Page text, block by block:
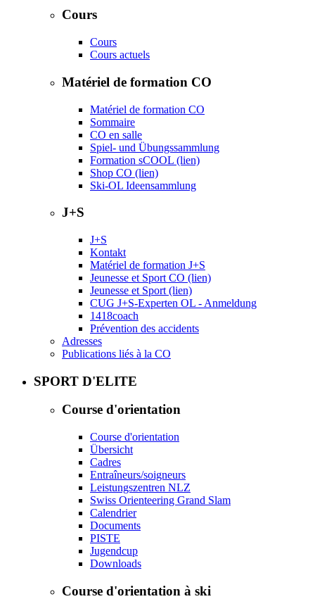
Cours
Cours
Cours actuels
Matériel de formation CO
Matériel de formation CO
Sommaire
CO en salle
Spiel- und Übungssammlung
Formation sCOOL (lien)
Shop CO (lien)
Ski-OL Ideensammlung
J+S
J+S
Kontakt
Matériel de formation J+S
Jeunesse et Sport CO (lien)
Jeunesse et Sport (lien)
CUG J+S-Experten OL - Anmeldung
1418coach
Prévention des accidents
Adresses
Publications liés à la CO
SPORT D'ELITE
Course d'orientation
Course d'orientation
Übersicht
Cadres
Entraîneurs/soigneurs
Leistungszentren NLZ
Swiss Orienteering Grand Slam
Calendrier
Documents
PISTE
Jugendcup
Downloads
Course d'orientation à ski